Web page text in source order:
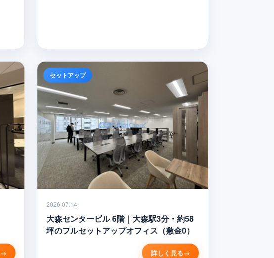
セットアップ
2026.07.14
大森センタービル 6階｜大森駅3分・約58
坪のフルセットアップオフィス（敷金0）
詳しく見る